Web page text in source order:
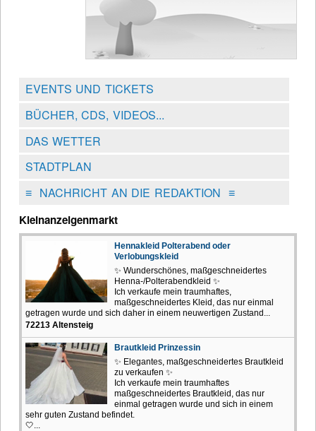
EVENTS UND TICKETS
BÜCHER, CDS, VIDEOS...
DAS WETTER
STADTPLAN
≡NACHRICHT AN DIE REDAKTION ≡
Kleinanzeigenmarkt
Hennakleid Polterabend oder
Verlobungskleid
✨ Wunderschönes, maßgeschneidertes
Henna-/Polterabendkleid ✨
Ich verkaufe mein traumhaftes,
maßgeschneidertes Kleid, das nur einmal
getragen wurde und sich daher in einem neuwertigen Zustand...
72213 Altensteig
Brautkleid Prinzessin
✨ Elegantes, maßgeschneidertes Brautkleid
zu verkaufen ✨
Ich verkaufe mein traumhaftes
maßgeschneidertes Brautkleid, das nur
einmal getragen wurde und sich in einem
sehr guten Zustand befindet.
🤍...